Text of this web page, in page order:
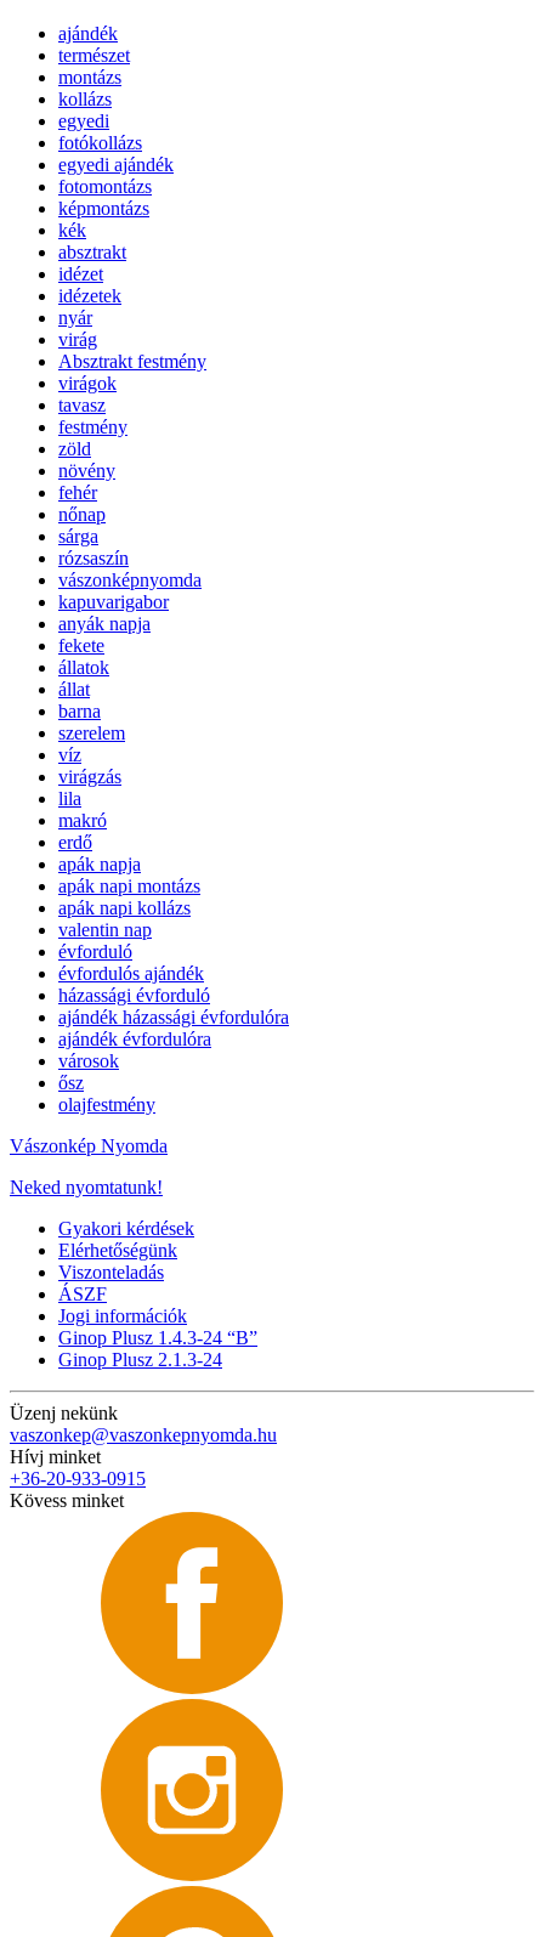
ajándék
természet
montázs
kollázs
egyedi
fotókollázs
egyedi ajándék
fotomontázs
képmontázs
kék
absztrakt
idézet
idézetek
nyár
virág
Absztrakt festmény
virágok
tavasz
festmény
zöld
növény
fehér
nőnap
sárga
rózsaszín
vászonképnyomda
kapuvarigabor
anyák napja
fekete
állatok
állat
barna
szerelem
víz
virágzás
lila
makró
erdő
apák napja
apák napi montázs
apák napi kollázs
valentin nap
évforduló
évfordulós ajándék
házassági évforduló
ajándék házassági évfordulóra
ajándék évfordulóra
városok
ősz
olajfestmény
Vászonkép Nyomda
Neked nyomtatunk!
Gyakori kérdések
Elérhetőségünk
Viszonteladás
ÁSZF
Jogi információk
Ginop Plusz 1.4.3-24 “B”
Ginop Plusz 2.1.3-24
Üzenj nekünk
vaszonkep@vaszonkepnyomda.hu
Hívj minket
+36-20-933-0915
Kövess minket